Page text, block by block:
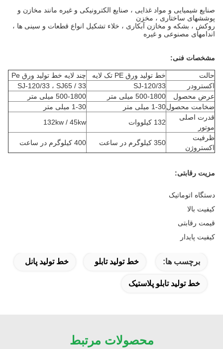
صنایع شیمیایی و مواد غذایی ، صنایع الکترونیکی و غیره مانند مخازن و
پوششهای ساختاری ، مخزن
روکش ، بشکه و مخازن آبکاری ، خلاء تشکیل انواع قطعات و سینی ها ،
اندامهای مصنوعی و غیره
مشخصات فنی:
حالت خط تولید ورق PE تک لایه
چند لایه خط تولید ورق Pe
اکسترودر
SJ-120/33
SJ-120/33 ، SJ65 / 33
عرض محصول
500-1800 میلی متر
500-1800 میلی متر
ضخامت محصول1-30 میلی متر
1-30 میلی متر
قدرت اصلی
موتور
132 کیلووات
132kw / 45kw
ظرفیت
اکستروژن
350 کیلوگرم در ساعت 400 کیلوگرم در ساعت
مزیت رقابتی:
دستگاه اتوماتیک
کیفیت بالا
قیمت رقابتی
کیفیت پایدار
برچسب ها: خط تولید تابلو خط تولید پانل
خط تولید تابلو پلاستیک
محصولات مرتبط